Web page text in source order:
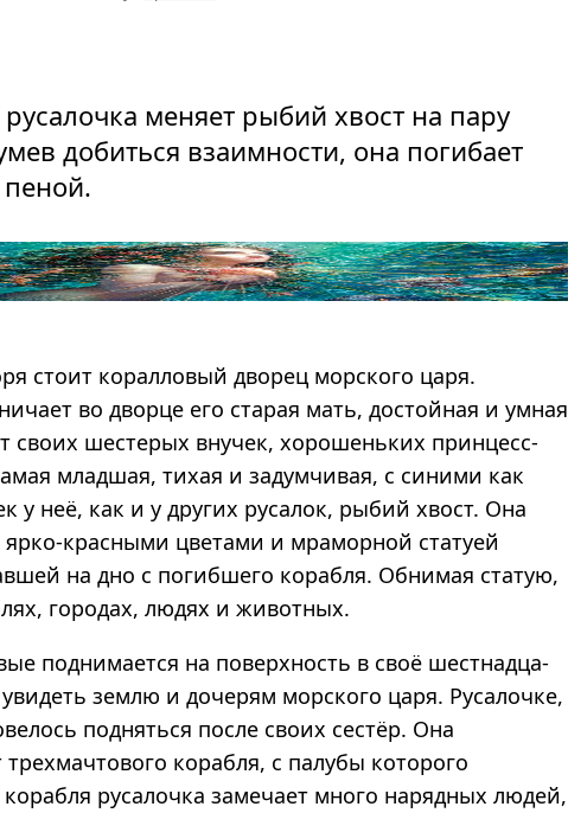
меняет рыбий хвост на пару
добиться взаимности, она погибает
стоит коралловый дворец морского царя.
во дворце его старая мать, достойная и умная
шестерых внучек, хорошеньких принцесс-
младшая, тихая и задумчивая, с синими как
у неё, как и у других русалок, рыбий хвост. Она
красными цветами и мраморной статуей
на дно с погибшего корабля. Обнимая статую,
городах, людях и животных.
поднимается на поверхность в своё шестнадца­
землю и дочерям морского царя. Русалочке,
подняться после своих сестёр. Она
корабля, с палубы которого
русалочка замечает много нарядных людей,